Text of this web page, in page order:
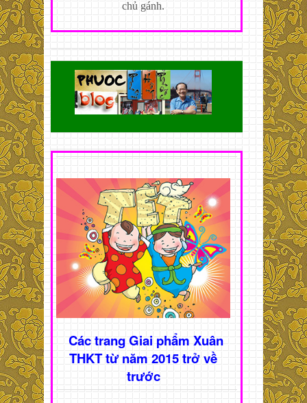
chủ gánh.
Các trang Giai phẩm Xuân
THKT từ năm 2015 trở về
trước